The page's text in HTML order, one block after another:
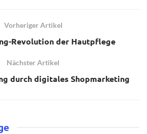
Vorheriger Artikel
Revolution der Hautpflege
Nächster Artikel
durch digitales Shopmarketing